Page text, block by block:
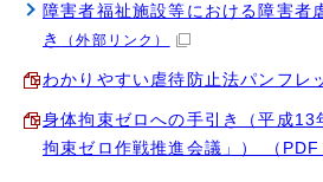
障害者福祉施設等における障害者
き
（外部リンク）
わかりやすい虐待防止法パンフレ
身体拘束ゼロへの手引き（平成13
拘束ゼロ作戦推進会議」） （PDF